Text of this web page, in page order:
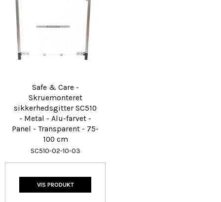
Safe & Care -
Skruemonteret
sikkerhedsgitter SC510
- Metal - Alu-farvet -
Panel - Transparent - 75-
100 cm
SC510-02-10-03
VIS PRODUKT